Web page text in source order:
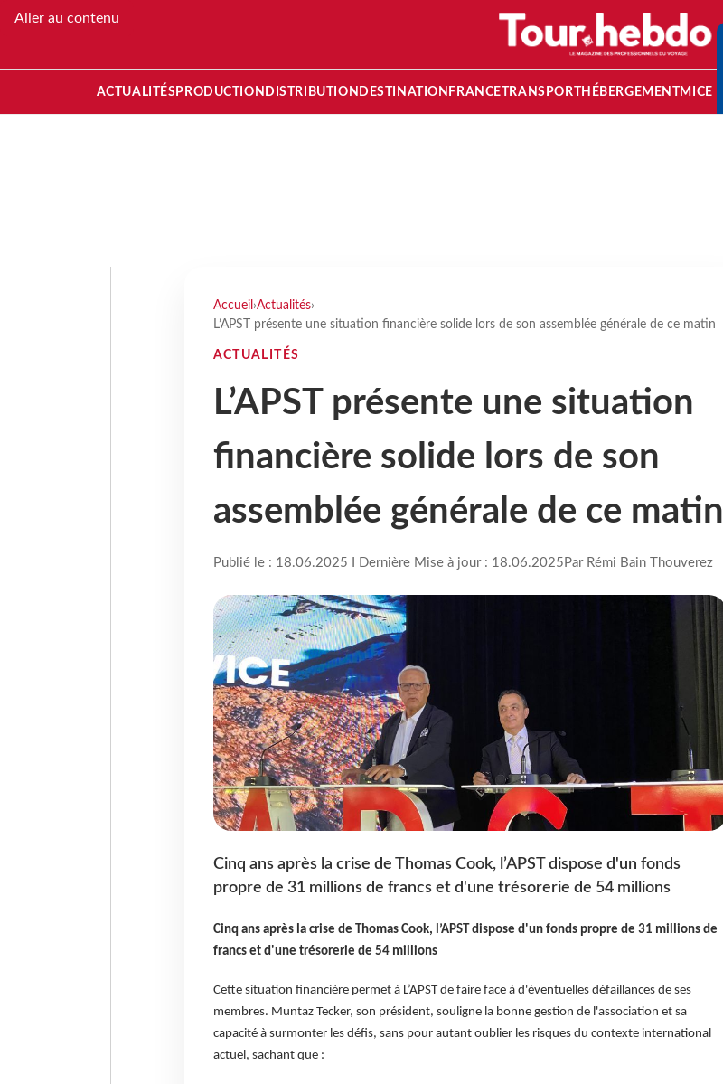
Aller au contenu
ACTUALITÉS PRODUCTION DISTRIBUTION DESTINATION FRANCETRANSPORT HÉBERGEMENTMICE
Accueil ›Actualités›
L’APST présente une situation financière solide lors de son assemblée générale de ce matin
ACTUALITÉS
L’APST présente une situation
financière solide lors de son
assemblée générale de ce matin
Publié le : 18.06.2025 I Dernière Mise à jour : 18.06.2025 Par Rémi Bain Thouverez
Cinq ans après la crise de Thomas Cook, l’APST dispose d'un fonds
propre de 31 millions de francs et d'une trésorerie de 54 millions
Cinq ans après la crise de Thomas Cook, l’APST dispose d'un fonds propre de 31 millions de
francs et d'une trésorerie de 54 millions
Cette situation financière permet à L’APST de faire face à d'éventuelles défaillances de ses
membres. Muntaz Tecker, son président, souligne la bonne gestion de l'association et sa
capacité à surmonter les défis, sans pour autant oublier les risques du contexte international
actuel, sachant que :